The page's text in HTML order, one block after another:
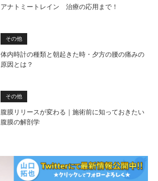
アナトミートレイン 治療の応用まで！
その他
体内時計の種類と朝起きた時・夕方の腰の痛みの
原因とは？
その他
腹膜リリースが変わる｜施術前に知っておきたい
腹膜の解剖学